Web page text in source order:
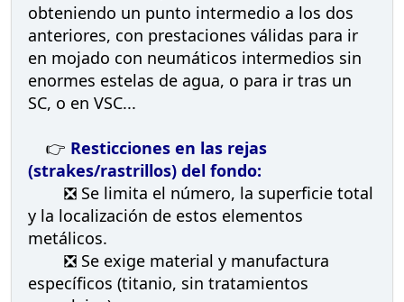
obteniendo un punto intermedio a los dos
anteriores, con prestaciones válidas para ir
en mojado con neumáticos intermedios sin
enormes estelas de agua, o para ir tras un
SC, o en VSC...
👉 Resticciones en las rejas
(strakes/rastrillos) del fondo:
❎ Se limita el número, la superficie total
y la localización de estos elementos
metálicos.
❎ Se exige material y manufactura
específicos (titanio, sin tratamientos